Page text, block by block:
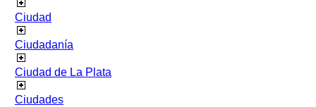
Ciudad
Ciudadanía
Ciudad de La Plata
Ciudades